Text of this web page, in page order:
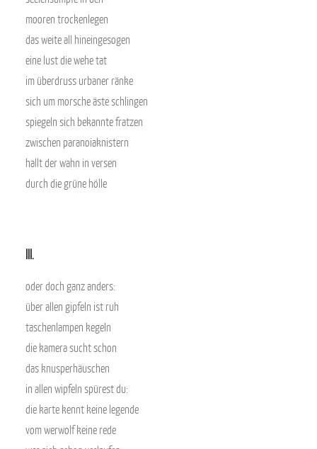
mooren trockenlegen
das weite all hineingesogen
eine lust die wehe tat
im überdruss urbaner ränke
sich um morsche äste schlingen
spiegeln sich bekannte fratzen
zwischen paranoiaknistern
hallt der wahn in versen
durch die grüne hölle
III.
oder doch ganz anders:
über allen gipfeln ist ruh
taschenlampen kegeln
die kamera sucht schon
das knusperhäuschen
in allen wipfeln spürest du:
die karte kennt keine legende
vom werwolf keine rede